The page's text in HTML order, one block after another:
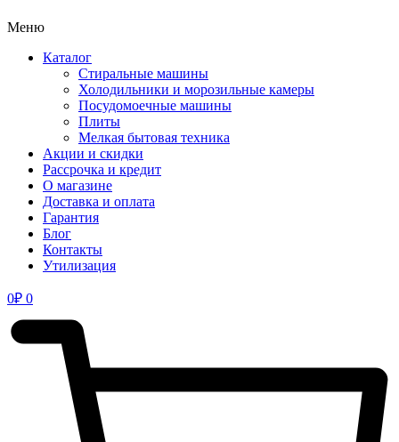
Меню
Каталог
Стиральные машины
Холодильники и морозильные камеры
Посудомоечные машины
Плиты
Мелкая бытовая техника
Акции и скидки
Рассрочка и кредит
О магазине
Доставка и оплата
Гарантия
Блог
Контакты
Утилизация
0₽ 0